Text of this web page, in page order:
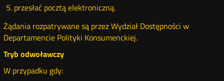
przesłać pocztą elektroniczną.
Żądania rozpatrywane są przez Wydział Dostępności w
Departamencie Polityki Konsumenckiej.
Tryb odwoławczy
W przypadku gdy: